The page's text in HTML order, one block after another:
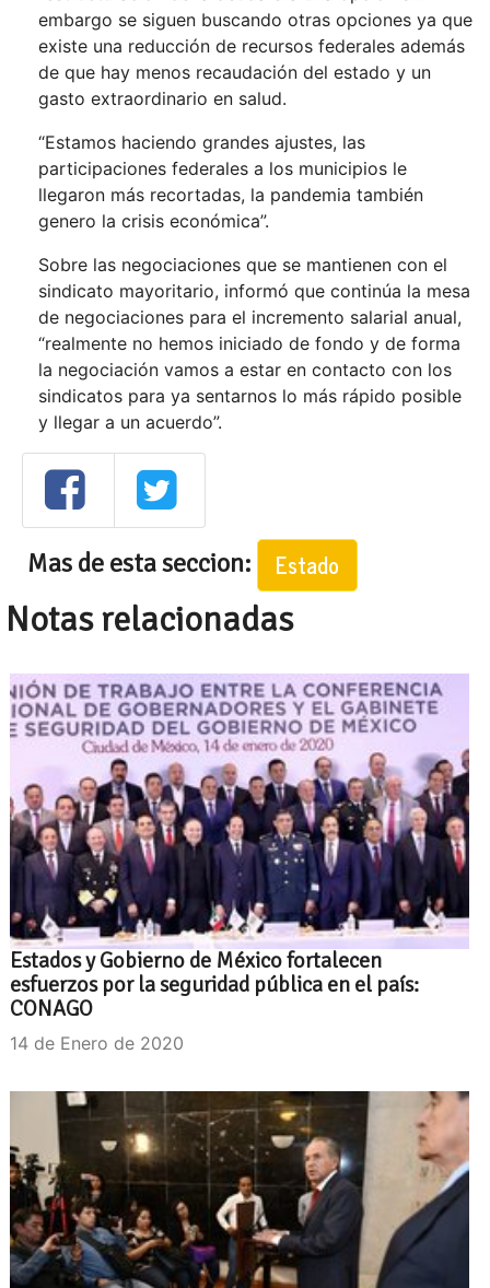
embargo se siguen buscando otras opciones ya que
existe una reducción de recursos federales además
de que hay menos recaudación del estado y un
gasto extraordinario en salud.
“Estamos haciendo grandes ajustes, las
participaciones federales a los municipios le
llegaron más recortadas, la pandemia también
genero la crisis económica”.
Sobre las negociaciones que se mantienen con el
sindicato mayoritario, informó que continúa la mesa
de negociaciones para el incremento salarial anual,
“realmente no hemos iniciado de fondo y de forma
la negociación vamos a estar en contacto con los
sindicatos para ya sentarnos lo más rápido posible
y llegar a un acuerdo”.
Mas de esta seccion: Estado
Notas relacionadas
Estados y Gobierno de México fortalecen
esfuerzos por la seguridad pública en el país:
CONAGO
14 de Enero de 2020